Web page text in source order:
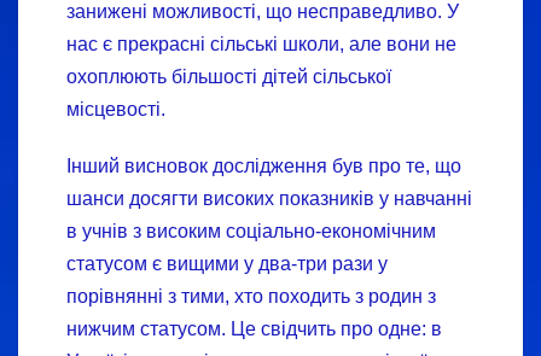
занижені можливості, що несправедливо. У
нас є прекрасні сільські школи, але вони не
охоплюють більшості дітей сільської
місцевості.
Інший висновок дослідження був про те, що
шанси досягти високих показників у навчанні
в учнів з високим соціально-економічним
статусом є вищими у два-три рази у
порівнянні з тими, хто походить з родин з
нижчим статусом. Це свідчить про одне: в